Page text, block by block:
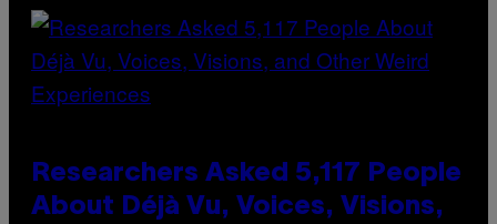
Researchers Asked 5,117 People
About Déjà Vu, Voices, Visions,